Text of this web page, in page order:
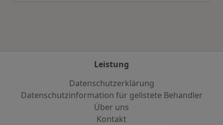
Leistung
Datenschutzerklärung
Datenschutzinformation für gelistete Behandler
Über uns
Kontakt